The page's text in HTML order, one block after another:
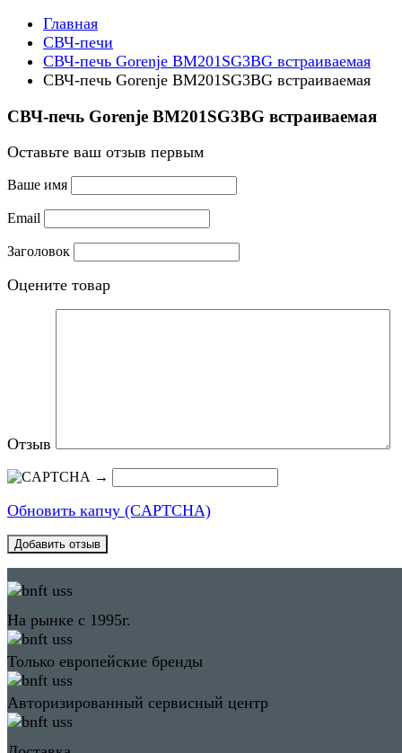
Главная
СВЧ-печи
СВЧ-печь Gorenje BM201SG3BG встраиваемая
СВЧ-печь Gorenje BM201SG3BG встраиваемая
СВЧ-печь Gorenje BM201SG3BG встраиваемая
Оставьте ваш отзыв первым
Ваше имя
Email
Заголовок
Оцените товар
Отзыв
→
Обновить капчу (CAPTCHA)
На рынке с 1995г.
Только европейские бренды
Авторизированный сервисный центр